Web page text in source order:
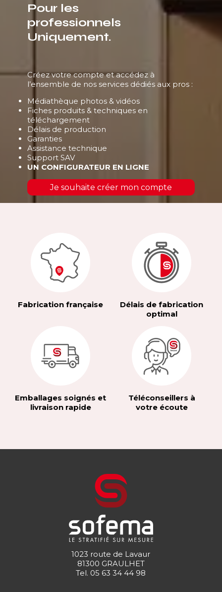
Pour les
professionnels
Uniquement.
Créez votre compte et accédez à
l’ensemble de nos services dédiés aux pros :
Médiathèque photos & vidéos
Fiches produits & techniques en
téléchargement
Délais de production
Garanties
Assistance technique
Support SAV
UN CONFIGURATEUR EN LIGNE
Je souhaite créer mon compte
Fabrication française
Délais de fabrication
optimal
Emballages soignés et
livraison rapide
Téléconseillers à
votre écoute
1023 route de Lavaur
81300 GRAULHET
Tel. 05 63 34 44 98